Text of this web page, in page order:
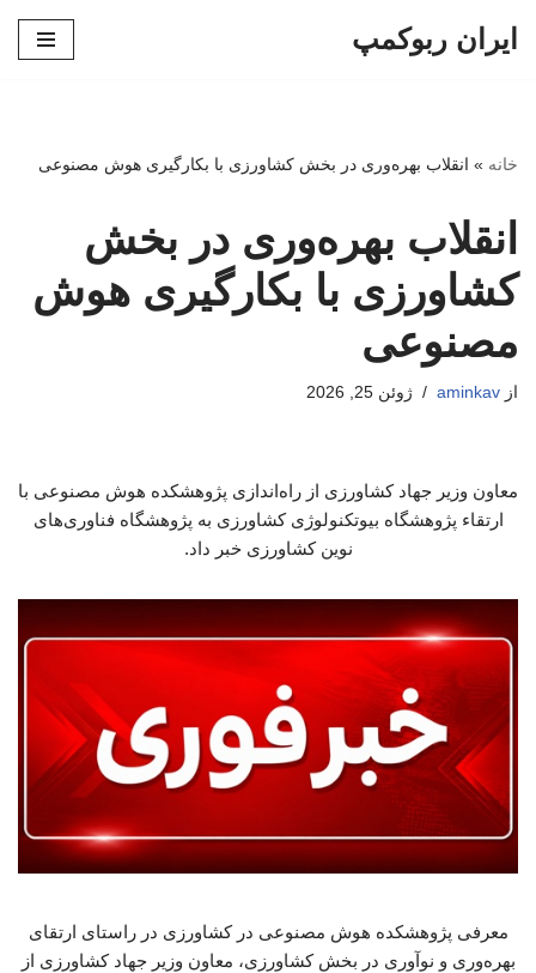
ایران ربوکمپ
خانه » انقلاب بهره‌وری در بخش کشاورزی با بکارگیری هوش مصنوعی
انقلاب بهره‌وری در بخش
کشاورزی با بکارگیری هوش
مصنوعی
از aminkav ژوئن 25, 2026
معاون وزیر جهاد کشاورزی از راه‌اندازی پژوهشکده هوش مصنوعی با
ارتقاء پژوهشگاه بیوتکنولوژی کشاورزی به پژوهشگاه فناوری‌های
نوین کشاورزی خبر داد.
معرفی پژوهشکده هوش مصنوعی در کشاورزی در راستای ارتقای
بهره‌وری و نوآوری در بخش کشاورزی، معاون وزیر جهاد کشاورزی از